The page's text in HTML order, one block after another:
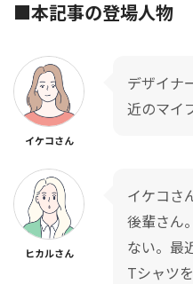
■本記事の登場人物
イケコさん
デザイナ
近のマイ
ヒカルさん
イケコさ
後輩さん
ない。最
Tシャツ